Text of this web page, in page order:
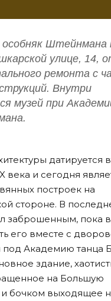
Штейнмана
улице, 14,
ремонта с
Внутри
музей при
датируется
века и сегодня
построек на
стороне. В
заброшенным, пока
его вместе с
под Академию танца
здание,
на Большую
бочком выходящее